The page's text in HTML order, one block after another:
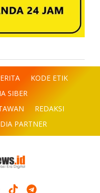
KODE ETIK
SIBER
REDAKSI
PARTNER